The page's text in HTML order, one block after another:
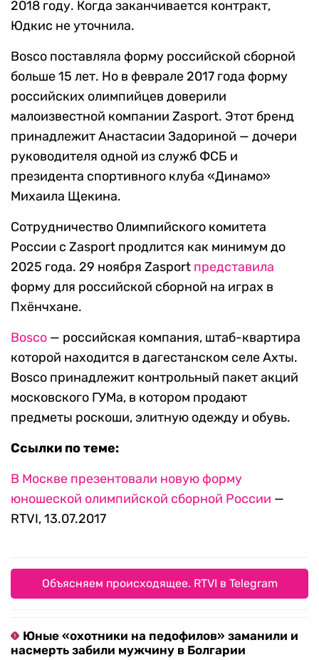
2018 году. Когда заканчивается контракт,
Юдкис не уточнила.
Bosco поставляла форму российской сборной
больше 15 лет. Но в феврале 2017 года форму
российских олимпийцев доверили
малоизвестной компании Zasport. Этот бренд
принадлежит Анастасии Задориной — дочери
руководителя одной из служб ФСБ и
президента спортивного клуба «Динамо»
Михаила Щекина.
Сотрудничество Олимпийского комитета
России с Zasport продлится как минимум до
2025 года. 29 ноября Zasport представила
форму для российской сборной на играх в
Пхёнчхане.
Bosco — российская компания, штаб-квартира
которой находится в дагестанском селе Ахты.
Bosco принадлежит контрольный пакет акций
московского ГУМа, в котором продают
предметы роскоши, элитную одежду и обувь.
Ссылки по теме:
В Москве презентовали новую форму
юношеской олимпийской сборной России —
RTVI, 13.07.2017
Объясняем происходящее. RTVI в Telegram
Юные «охотники на педофилов» заманили и
насмерть забили мужчину в Болгарии